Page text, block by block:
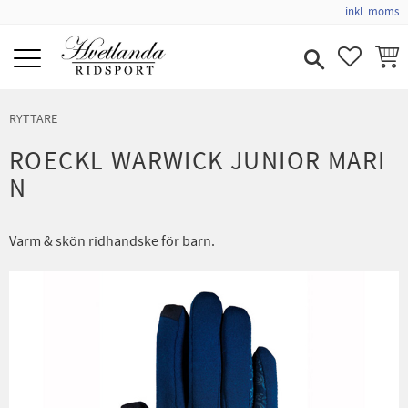
inkl. moms
RYTTARE
ROECKL WARWICK JUNIOR MARI
N
Varm & skön ridhandske för barn.